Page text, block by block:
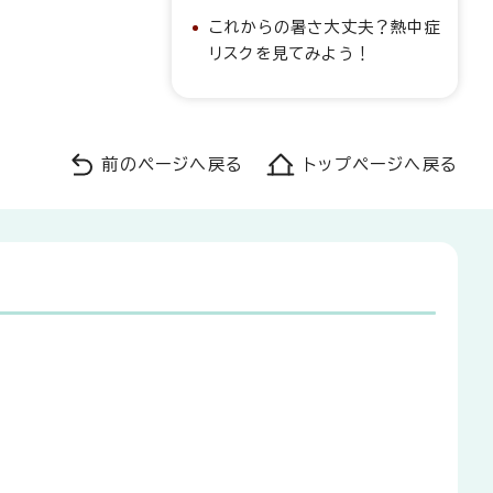
これからの暑さ大丈夫？熱中症
リスクを見てみよう！
前のページへ戻る トップページへ戻る